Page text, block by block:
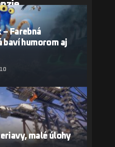
– Farebná
humorom aj
malé úlohy